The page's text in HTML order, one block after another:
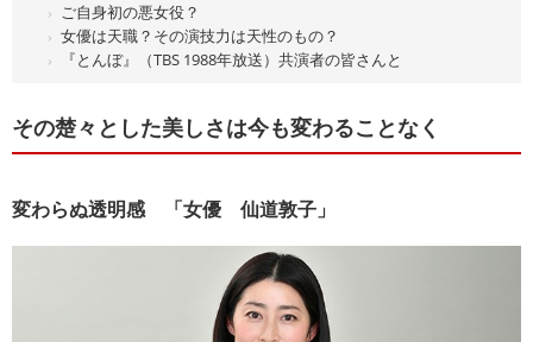
ご自身初の悪女役？
女優は天職？その演技力は天性のもの？
『とんぼ』（TBS 1988年放送）共演者の皆さんと
その楚々とした美しさは今も変わることなく
変わらぬ透明感 「女優 仙道敦子」